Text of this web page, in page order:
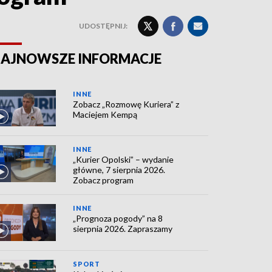
UDOSTĘPNIJ:
INFORMACJE
INNE
Zobacz „Rozmowę Kuriera” z
Maciejem Kempą
INNE
„Kurier Opolski” – wydanie
główne, 7 sierpnia 2026.
Zobacz program
INNE
„Prognoza pogody” na 8
sierpnia 2026. Zapraszamy
SPORT